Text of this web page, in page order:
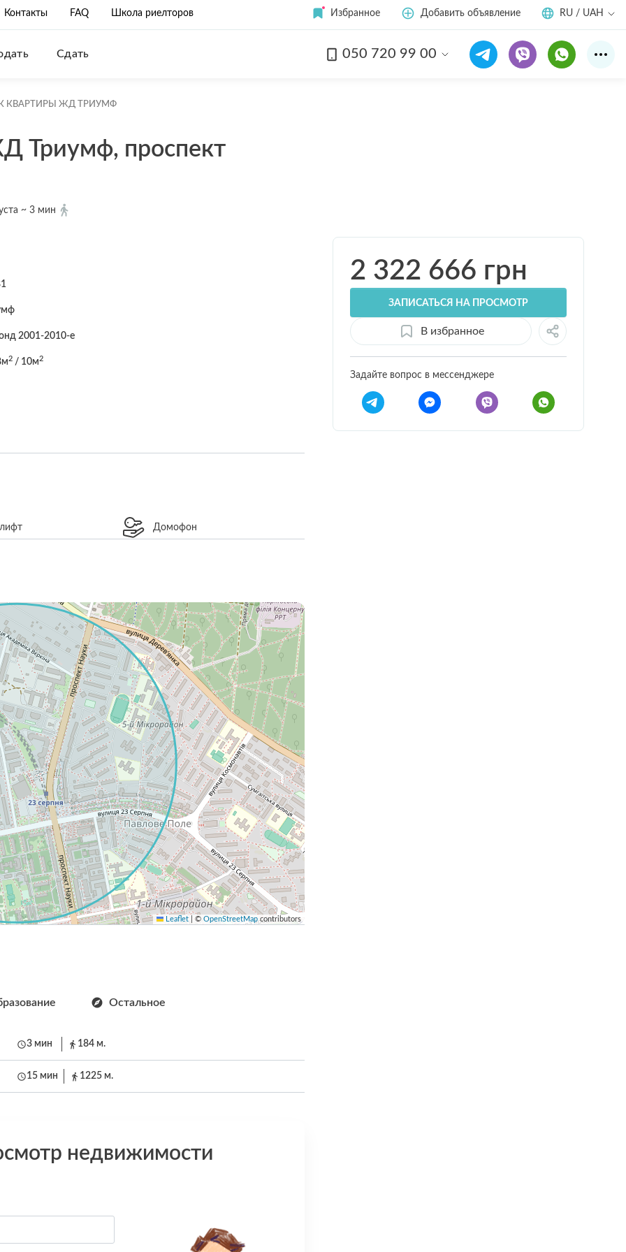
Контакты FAQ Школа риелторов Избранное Добавить объявление RU / UAH
Сдать 050 720 99 00Смотреть все10 фото
КВАРТИРЫ ЖД ТРИУМФ
Триумф, проспект
~ 3 мин
2001-2010-е
2/ 10м2
Домофон
Leaflet © OpenStreetMapcontributors
Остальное
3 мин 184 м.
15 мин 1225 м.
недвижимости
2 322 666 грн
ЗАПИСАТЬСЯ НА ПРОСМОТР
В избранное
Задайте вопрос в мессенджере